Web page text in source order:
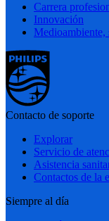
Carrera
Innovación
Medioambiente,
Contacto de soporte
Explorar
Servicio de
Asistencia
Contactos de la
Siempre al día